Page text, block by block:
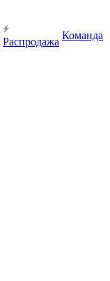
Распродажа
Команда